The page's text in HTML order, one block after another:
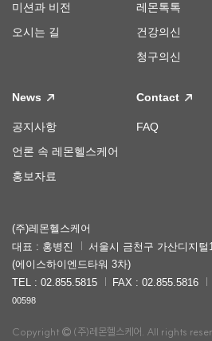
미션과 비전
오시는 길
레몬톡톡
건강의신
청구의신
News
공지사항
언론 속 레몬헬스케어
홍보자료
Contact
FAQ
(주)레몬헬스케어
대표 : 홍병진
서울시 금천구 가산디지털
(에이스하이엔드타워 3차)
TEL : 02.855.5815
FAX : 02.855.5816
00598
Copyright (주)레몬헬스케어. All rights